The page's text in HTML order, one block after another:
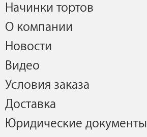
Начинки тортов
О компании
Новости
Видео
Условия заказа
Доставка
Юридические документы